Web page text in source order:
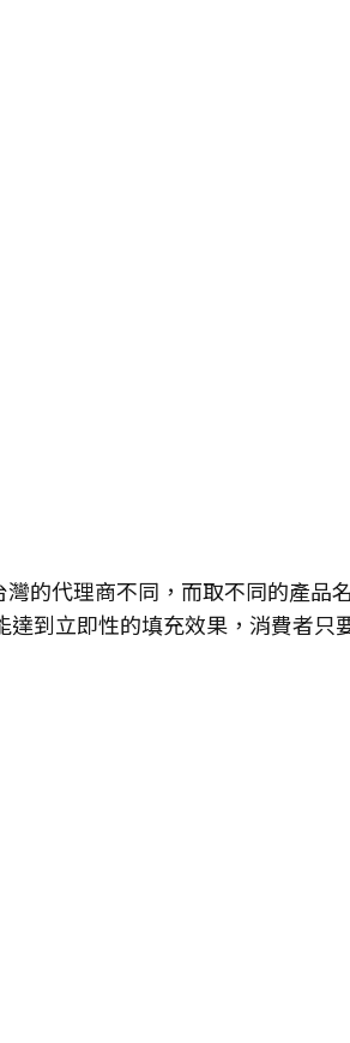
的代理商不同，而取不同的產品
達到立即性的填充效果，消費者只